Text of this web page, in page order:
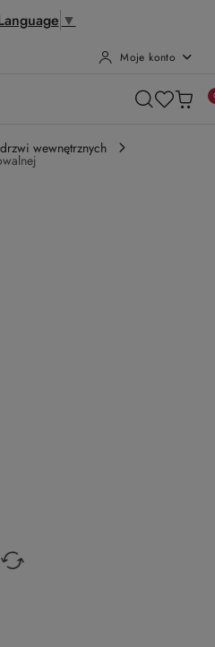
▼
Moje konto
wewnętrznych